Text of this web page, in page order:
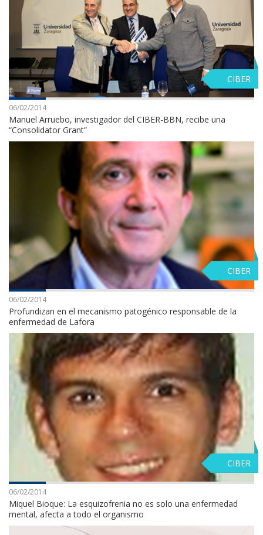
CIBER
06/02/2014
Manuel Arruebo, investigador del CIBER-BBN, recibe una
“Consolidator Grant”
CIBER
06/02/2014
Profundizan en el mecanismo patogénico responsable de la
enfermedad de Lafora
CIBER
06/02/2014
Miquel Bioque: La esquizofrenia no es solo una enfermedad
mental, afecta a todo el organismo